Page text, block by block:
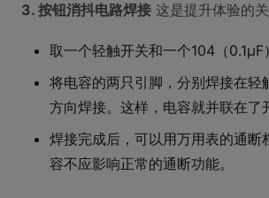
3. 按钮消抖电路焊接 这是提升体验的关
取一个轻触开关和一个104（0.1μF
将电容的两只引脚，分别焊接在
方向焊接。这样，电容就并联在了
焊接完成后，可以用万用表的通
容不应影响正常的通断功能。